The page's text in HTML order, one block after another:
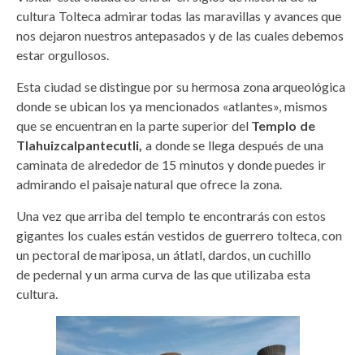
cultura Tolteca admirar todas las maravillas y avances que
nos dejaron nuestros antepasados y de las cuales debemos
estar orgullosos.
Esta ciudad se distingue por su hermosa zona arqueológica
donde se ubican los ya mencionados «atlantes», mismos
que se encuentran en la parte superior del Templo de
Tlahuizcalpantecutli, a donde se llega después de una
caminata de alrededor de 15 minutos y donde puedes ir
admirando el paisaje natural que ofrece la zona.
Una vez que arriba del templo te encontrarás con estos
gigantes los cuales están vestidos de guerrero tolteca, con
un pectoral de mariposa, un átlatl, dardos, un cuchillo
de pedernal y un arma curva de las que utilizaba esta
cultura.